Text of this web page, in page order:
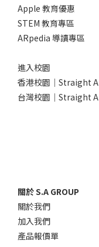
Apple 教育優惠
STEM 教育專區
ARpedia 導讀專區
進入校園
香港校園｜Straight A
台灣校園｜Straight A
關於 S.A GROUP
關於我們
加入我們
產品報價單